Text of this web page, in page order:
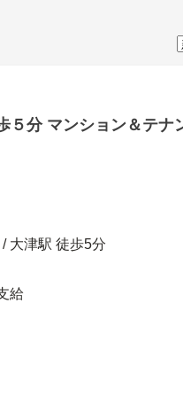
５分 マンション＆テナ
大津駅 徒歩5分
給